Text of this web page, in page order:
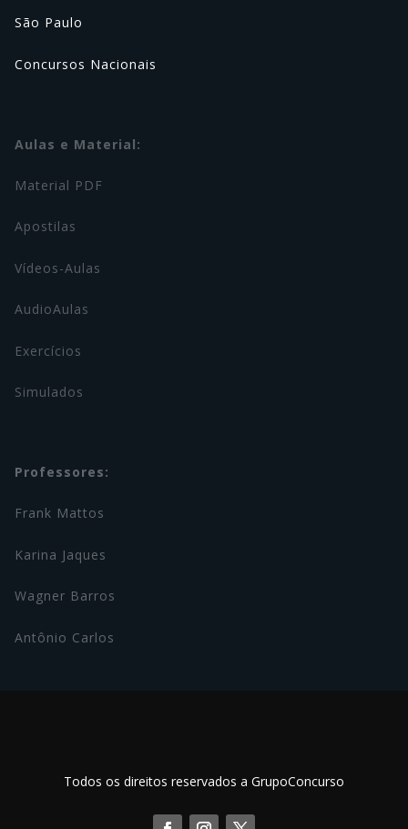
São Paulo
Concursos Nacionais
Aulas e Material:
Material PDF
Apostilas
Vídeos-Aulas
AudioAulas
Exercícios
Simulados
Professores:
Frank Mattos
Karina Jaques
Wagner Barros
Antônio Carlos
Todos os direitos reservados a GrupoConcurso